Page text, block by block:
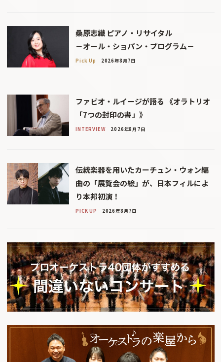
桑原志織 ピアノ・リサイタル
－オール・ショパン・プログラム－
Pick Up 2026年8月7日
ファビオ・ルイージが語る 《オラトリオ
「7つの封印の書」》
INTERVIEW 2026年8月7日
伝統楽器を用いたカーチュン・ウォン編
曲の「展覧会の絵」が、日本フィルによ
り本邦初演！
PICK UP 2026年8月7日